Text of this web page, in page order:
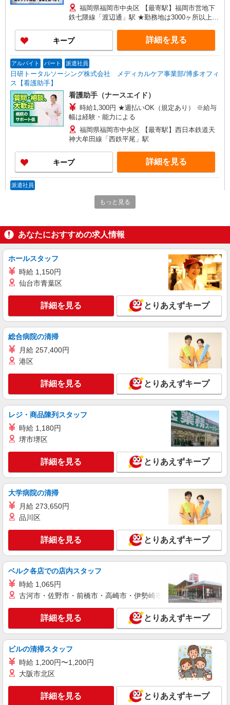
円〜 ◆初任者研修・経験者：時給1,350円〜 ◆介
護福祉士：時給1,400円〜 ※経験者は3ヶ月以上 ※
給与幅は経験・能力による ★週払いOK（規定あ
り）
福岡県福岡市中央区 【最寄駅】福岡市営地下
鉄七隈線「渡辺通」駅 ★勤務地は3000ヶ所以上★
をお選び下さい！！
キープ 詳細を見る
アルバイト パート 派遣社員
日研トータルソーシング株式会社 メディカルケア事業部/博多オフィ
ス【看護助手】
看護助手（ナースエイド）
時給1,300円 ★週払いOK（規定あり） ※給与
幅は経験・能力による
福岡県福岡市中央区 【最寄駅】西日本鉄道天
神大牟田線「西鉄平尾」駅
キープ 詳細を見る
派遣社員
株式会社kotrio /●FK-H-2067437
いつもの家事がお仕事に！？少人数の福祉施設
時給1450円〜2062円 ＜日払い有/週払い有/交
通費全支給(ガソリン代含む)＞
キープ 詳細を見る
（株）ウィルオブ・ワークCW 福岡支店/ms400101
高齢者向けマンションstaff
時給1400円 ◆前払い・日払い・週払いOK
詳細を見る
派遣社員
（株）ウィルオブ・ワークCW 福岡支店/ms400101
介護スタッフ
時給1350円 ◆前払い・日払い・週払いOK
キープ 詳細を見る
派遣社員
株式会社kotrio /●FK-H-2067896
福岡市中央区｜まずは送迎業務で活躍しよう◎
時給1450円〜2062円 ＜日払い有/週払い有/交
通費全支給(ガソリン代含む)＞
天神南駅
詳細を見る
派遣社員
株式会社kotrio /●FK-H-2010168
六本松駅＊少人数グルホで利用者さんと家事や
掃除など♪日払いOK
時給1450円〜2062円 ＜日払い有/週払い有/交
福岡市中央区六本松【最寄り駅：六本松駅】
キープ 詳細を見る
もっと見る
あなたにおすすめの求人情報
ホールスタッフ
時給 1,150円
仙台市青葉区
詳細を見る とりあえずキープ
総合病院の清掃
月給 257,400円
港区
詳細を見る とりあえずキープ
レジ・商品陳列スタッフ
時給 1,180円
堺市堺区
詳細を見る とりあえずキープ
大学病院の清掃
月給 273,650円
品川区
詳細を見る とりあえずキープ
ベルク各店での店内スタッフ
時給 1,065円
古河市・佐野市・前橋市・高崎市・伊勢崎市・太田市・館林市
詳細を見る とりあえずキープ
ビルの清掃スタッフ
時給 1,200円〜1,200円
大阪市北区
詳細を見る とりあえずキープ